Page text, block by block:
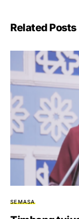
Related Posts
SEMASA